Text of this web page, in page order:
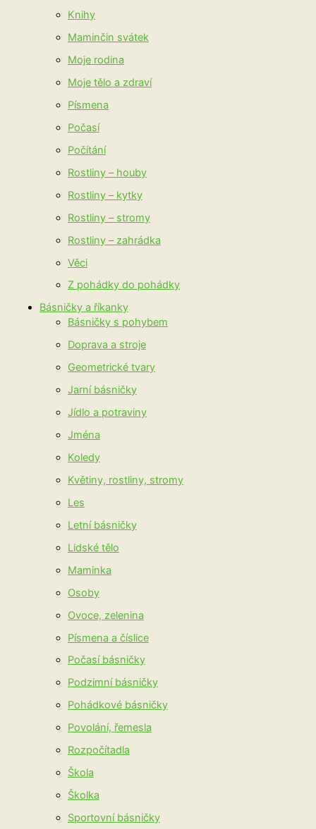
Knihy
Maminčin svátek
Moje rodina
Moje tělo a zdraví
Písmena
Počasí
Počítání
Rostliny – houby
Rostliny – kytky
Rostliny – stromy
Rostliny – zahrádka
Věci
Z pohádky do pohádky
Básničky a říkanky
Básničky s pohybem
Doprava a stroje
Geometrické tvary
Jarní básničky
Jídlo a potraviny
Jména
Koledy
Květiny, rostliny, stromy
Les
Letní básničky
Lidské tělo
Maminka
Osoby
Ovoce, zelenina
Písmena a číslice
Počasí básničky
Podzimní básničky
Pohádkové básničky
Povolání, řemesla
Rozpočítadla
Škola
Školka
Sportovní básničky